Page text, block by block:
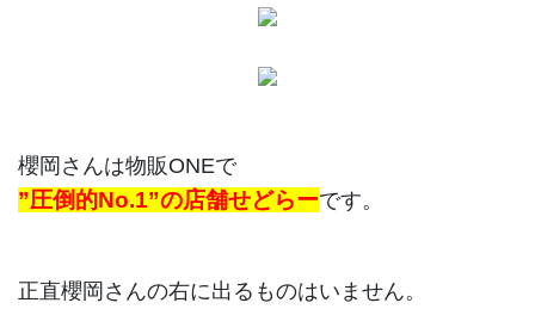
櫻岡さんは物販ONEで
”圧倒的No.1”の店舗せどらーです。
正直櫻岡さんの右に出るものはいません。